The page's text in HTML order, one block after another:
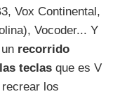
Vox Continental,
Vocoder... Y
recorrido
teclas que es V
los